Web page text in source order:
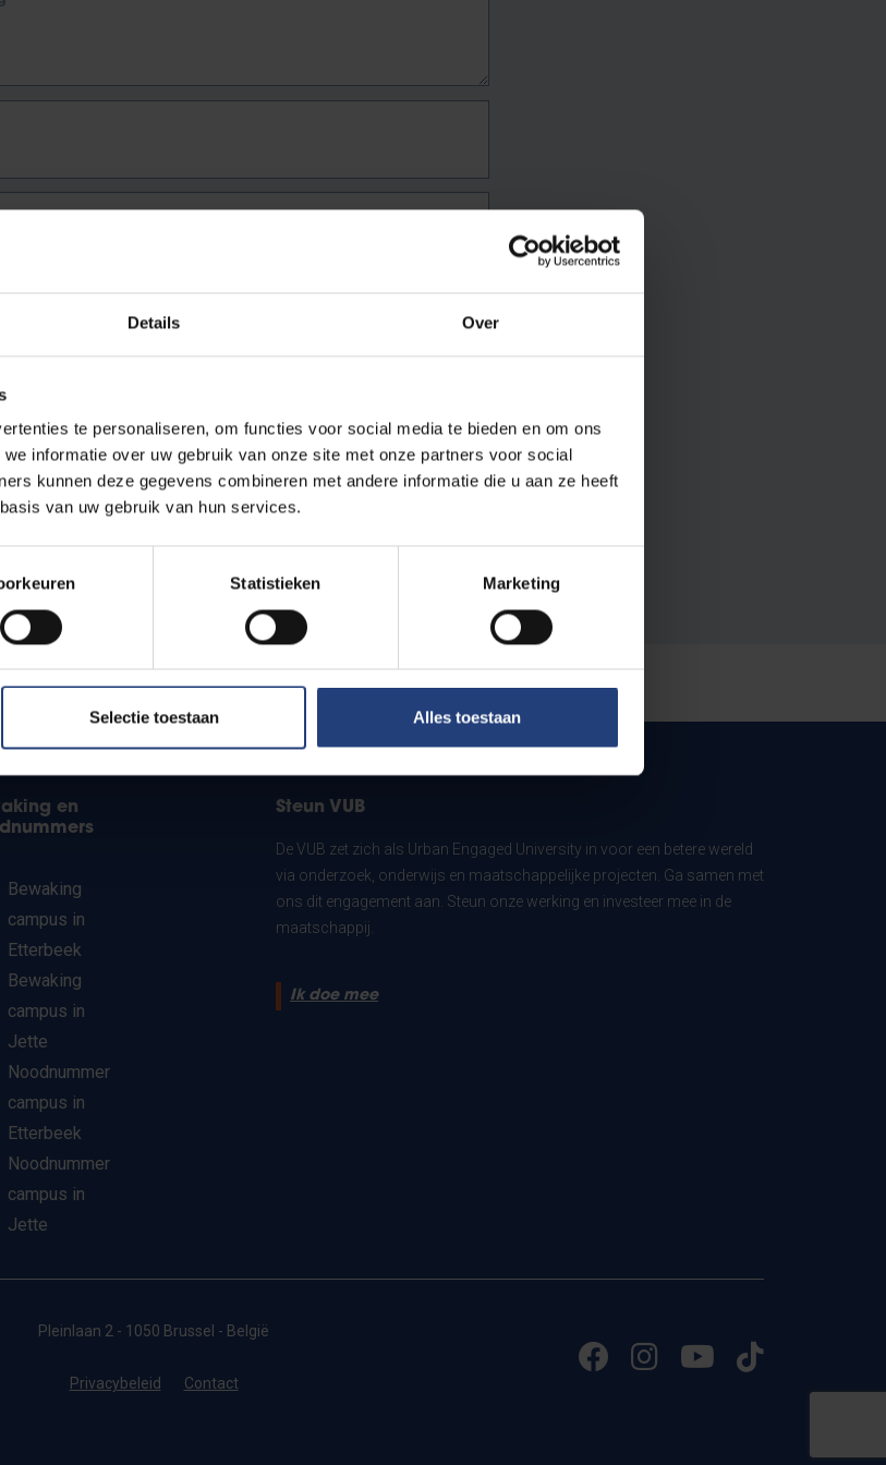
Details Over
te personaliseren, om functies voor social media te bieden en om ons
informatie over uw gebruik van onze site met onze partners voor social
kunnen deze gegevens combineren met andere informatie die u aan ze heeft
van uw gebruik van hun services.
Statistieken Marketing
Selectie toestaan Alles toestaan
pagina waar je de fout zag.
nl/studeren-aan-de-vub/alle-opleidingen
en
Bewaking
campus in
Etterbeek
Bewaking
campus in
Jette
Noodnummer
campus in
Etterbeek
Noodnummer
campus in
Jette
Steun VUB
De VUB zet zich als Urban Engaged University in voor een betere wereld
via onderzoek, onderwijs en maatschappelijke projecten. Ga samen met
ons dit engagement aan. Steun onze werking en investeer mee in de
maatschappij.
Ik doe mee
Pleinlaan 2 - 1050 Brussel - België
Privacybeleid Contact